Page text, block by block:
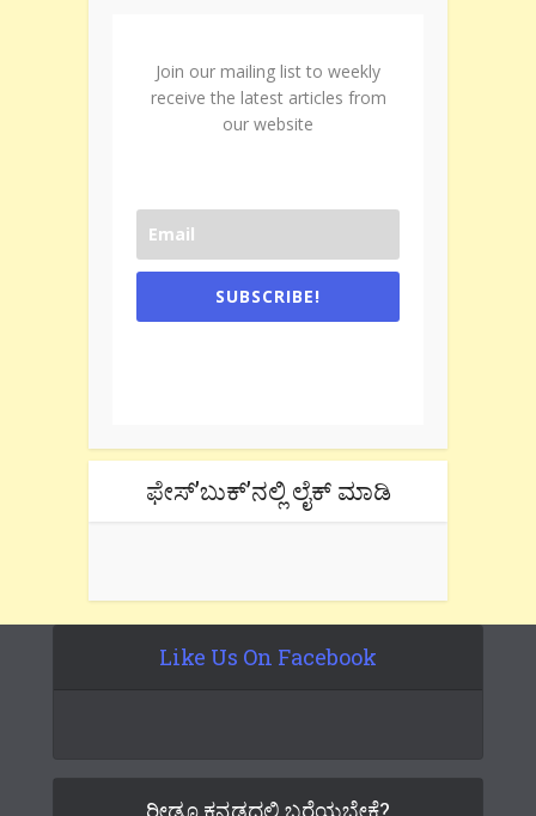
Join our mailing list to weekly
receive the latest articles from
our website
SUBSCRIBE!
ಫೇಸ್’ಬುಕ್’ನಲ್ಲಿ ಲೈಕ್ ಮಾಡಿ
Like Us On Facebook
ರೀಡೂ ಕನ್ನಡದಲ್ಲಿ ಬರೆಯಬೇಕೆ?